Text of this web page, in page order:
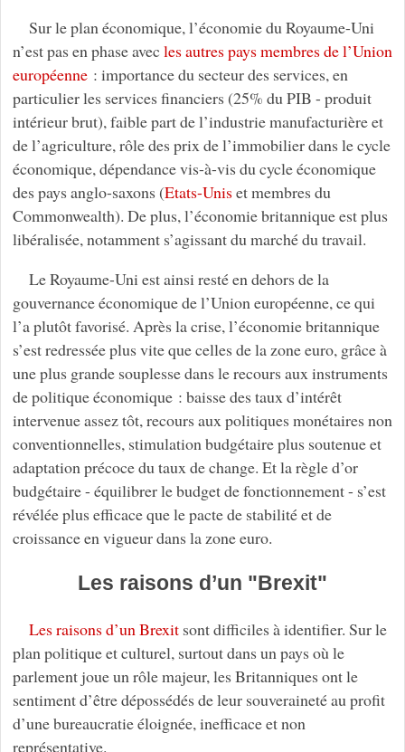
Sur le plan économique, l’économie du Royaume-Uni
n’est pas en phase avecles autres pays membres de l’Union
européenne: importance du secteur des services, en
particulier les services financiers (25% du PIB - produit
intérieur brut), faible part de l’industrie manufacturière et
de l’agriculture, rôle des prix de l’immobilier dans le cycle
économique, dépendance vis-à-vis du cycle économique
des pays anglo-saxons (Etats-Uniset membres du
Commonwealth). De plus, l’économie britannique est plus
libéralisée, notamment s’agissant du marché du travail.
Le Royaume-Uni est ainsi resté en dehors de la
gouvernance économique de l’Union européenne, ce qui
l’a plutôt favorisé. Après la crise, l’économie britannique
s’est redressée plus vite que celles de la zone euro, grâce à
une plus grande souplesse dans le recours aux instruments
de politique économique : baisse des taux d’intérêt
intervenue assez tôt, recours aux politiques monétaires non
conventionnelles, stimulation budgétaire plus soutenue et
adaptation précoce du taux de change. Et la règle d’or
budgétaire - équilibrer le budget de fonctionnement - s’est
révélée plus efficace que le pacte de stabilité et de
croissance en vigueur dans la zone euro.
Les raisons d’un "Brexit"
Les raisons d’un Brexitsont difficiles à identifier. Sur le
plan politique et culturel, surtout dans un pays où le
parlement joue un rôle majeur, les Britanniques ont le
sentiment d’être dépossédés de leur souveraineté au profit
d’une bureaucratie éloignée, inefficace et non
représentative.